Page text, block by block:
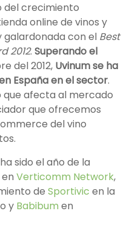
del crecimiento
online de vinos y
galardonada con el Best
2012.Superando el
del 2012, Uvinum se ha
España en el sector.
que afecta al mercado
que ofrecemos
del vino
sido el año de la
enVerticomm Network,
deSportivic en la
y Babibum en